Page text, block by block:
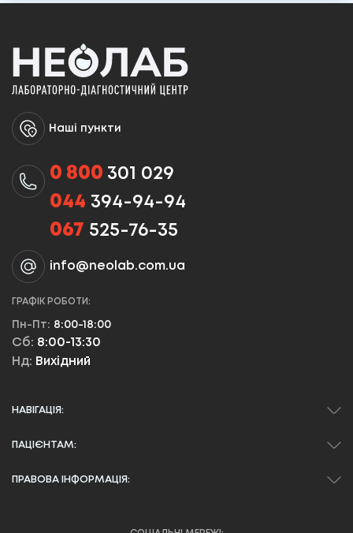
Наші пункти
0 800 301 029
044 394-94-94
067 525-76-35
info@neolab.com.ua
ГРАФІК РОБОТИ:
Пн-Пт: 8:00-18:00
Сб: 8:00-13:30
Нд: Вихідний
НАВІГАЦІЯ:
ПАЦІЄНТАМ:
ПРАВОВА ІНФОРМАЦІЯ: